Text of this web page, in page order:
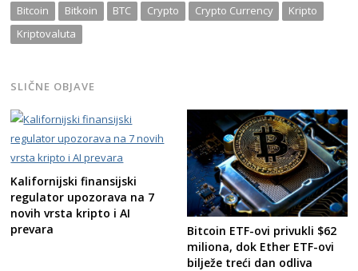
Bitcoin Bitkoin BTC Crypto Crypto Currency
Kripto
Kriptovaluta
SLIČNE OBJAVE
Kalifornijski finansijski
regulator upozorava na 7
novih vrsta kripto i AI
prevara
Bitcoin ETF-ovi privukli $62
miliona, dok Ether ETF-ovi
bilježe treći dan odliva